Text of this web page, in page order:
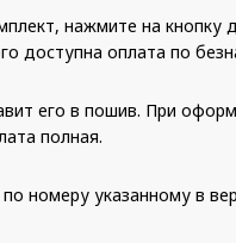
нажмите на кнопку
доступна оплата по
его в пошив. При
полная.
номеру указанному в